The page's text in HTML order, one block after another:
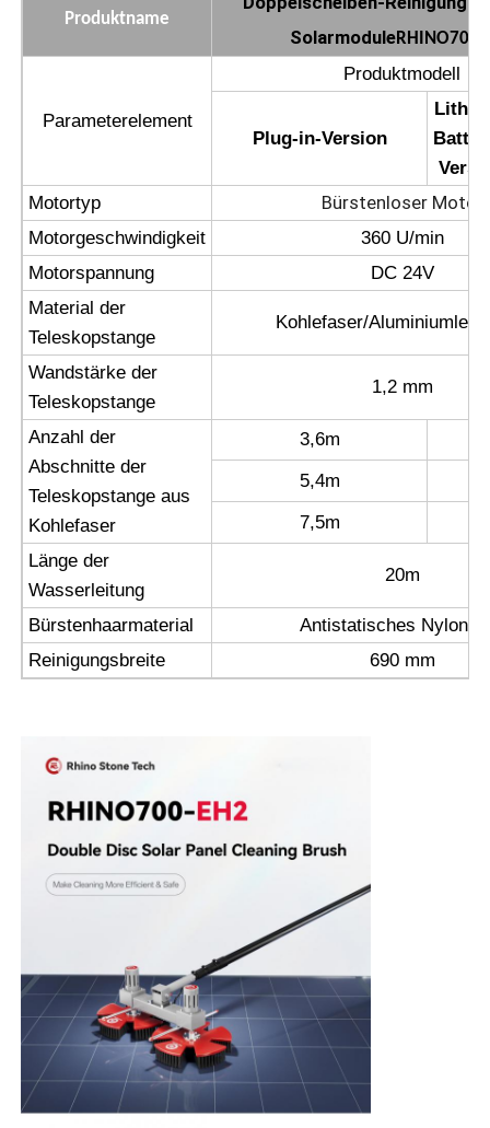
Umkehr-Osmose-Maschine
Sonnenkollektor-Reinigungsroboter
Energiespeicher-Schallschutz
Produktname
SolarmoduleRHINO700-
Parameterelement
Produktmodell
Plug-in-Version
Motortyp
Bürstenloser Motor
Motorgeschwindigkeit
360 U/min
Motorspannung
DC 24V
Material der
Teleskopstange
Kohlefaser/
Wandstärke der
Teleskopstange
1,2 mm
Anzahl der
Abschnitte der
Teleskopstange aus
Kohlefaser
3,6m
5,4m
7,5m
Länge der
Wasserleitung
20m
Bürstenhaarmaterial
Antistatisches
Reinigungsbreite
690 mm